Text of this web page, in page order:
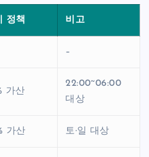
정책 비고
–
가산
22:00~06:00
대상
가산 토·일 대상